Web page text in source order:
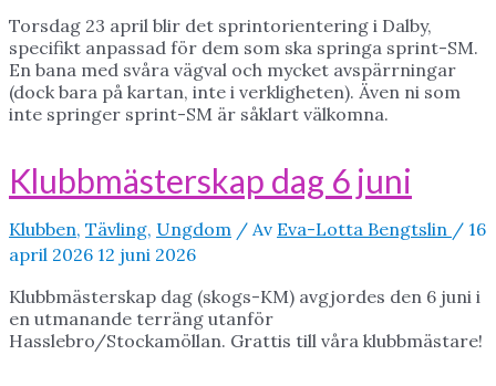
Torsdag 23 april blir det sprintorientering i Dalby,
specifikt anpassad för dem som ska springa sprint-SM.
En bana med svåra vägval och mycket avspärrningar
(dock bara på kartan, inte i verkligheten). Även ni som
inte springer sprint-SM är såklart välkomna.
Klubbmästerskap dag 6 juni
Klubben, Tävling, Ungdom / Av Eva-Lotta Bengtslin / 16
april 2026 12 juni 2026
Klubbmästerskap dag (skogs-KM) avgjordes den 6 juni i
en utmanande terräng utanför
Hasslebro/Stockamöllan. Grattis till våra klubbmästare!